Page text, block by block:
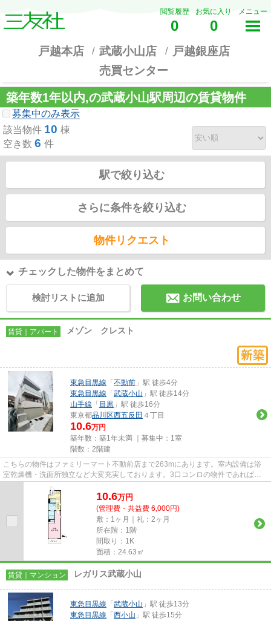
閲覧履歴
0
お気に入り
0
メニュー
戸越本店 武蔵小山店
戸越銀座店
売買センター
築年数1年以内,の武蔵小山駅周辺の賃貸物件
募集中のみ表示
該当物件 10 棟
空き数 6 件
駅で絞り込む
さらに条件を絞り込む
物件リクエスト
チェックした物件をまとめて
検討リストに追加 お問い合わせ
賃貸｜アパート メゾン クレスト
東急目黒線 「 不動前 」駅 徒歩4分
東急目黒線 「 武蔵小山 」駅 徒歩14分
山手線 「 目黒 」駅 徒歩16分
東京都品川区西五反田 ４丁目
10.6万円
築年数：築1年未満 ｜募集中： 1室
階数：2階建
こちらの物件はファミリーマート不動前店まで263mにあります。室内設備は浴
室乾燥機・洗面所独立など大変充実しております。3口コンロの物件であれば、
忙しい朝でも短い時間で一気に料...
10.6万円
(管理費・共益費 6,000円)
敷：1ヶ月｜礼：2ヶ月
所在階：1階
間取り：1K
面積：24.63㎡
賃貸｜マンション レガリス武蔵小山
東急目黒線 「 武蔵小山 」駅 徒歩13分
東急目黒線 「 西小山 」駅 徒歩15分